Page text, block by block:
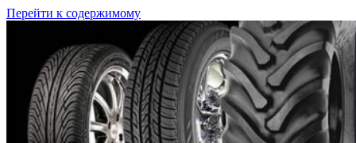
Перейти к содержимому